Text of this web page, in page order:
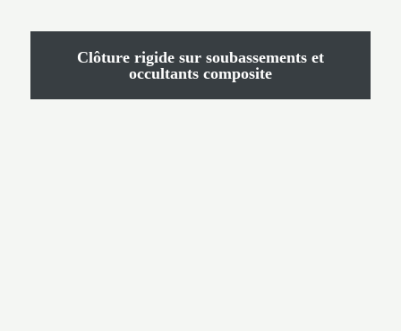
Clôture rigide sur soubassements et
occultants composite